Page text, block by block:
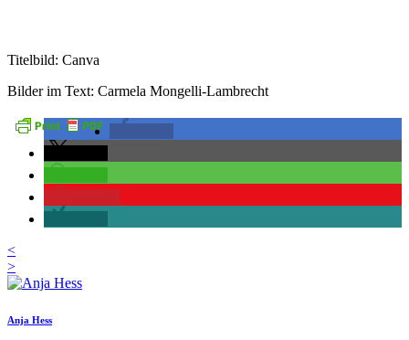
Titelbild: Canva
Bilder im Text: Carmela Mongelli-Lambrecht
<
>
Anja Hess